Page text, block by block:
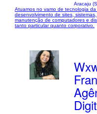
Aracaju
Atuamos no vamo de tecnologia
desenvolvimento de sites,
manutenção de computadores e
tanto particular quanto corporativo.